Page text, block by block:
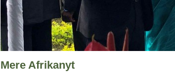
Mere Afrikanyt